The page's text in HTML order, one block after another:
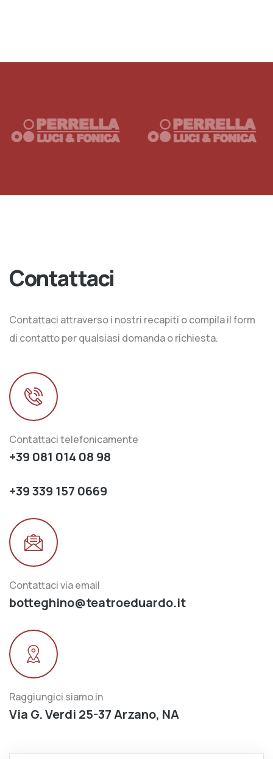
Contattaci
Contattaci attraverso i nostri recapiti o compila il form
di contatto per qualsiasi domanda o richiesta.
Contattaci telefonicamente
+39 081 014 08 98
+39 339 157 0669
Contattaci via email
botteghino@teatroeduardo.it
Raggiungici siamo in
Via G. Verdi 25-37 Arzano, NA